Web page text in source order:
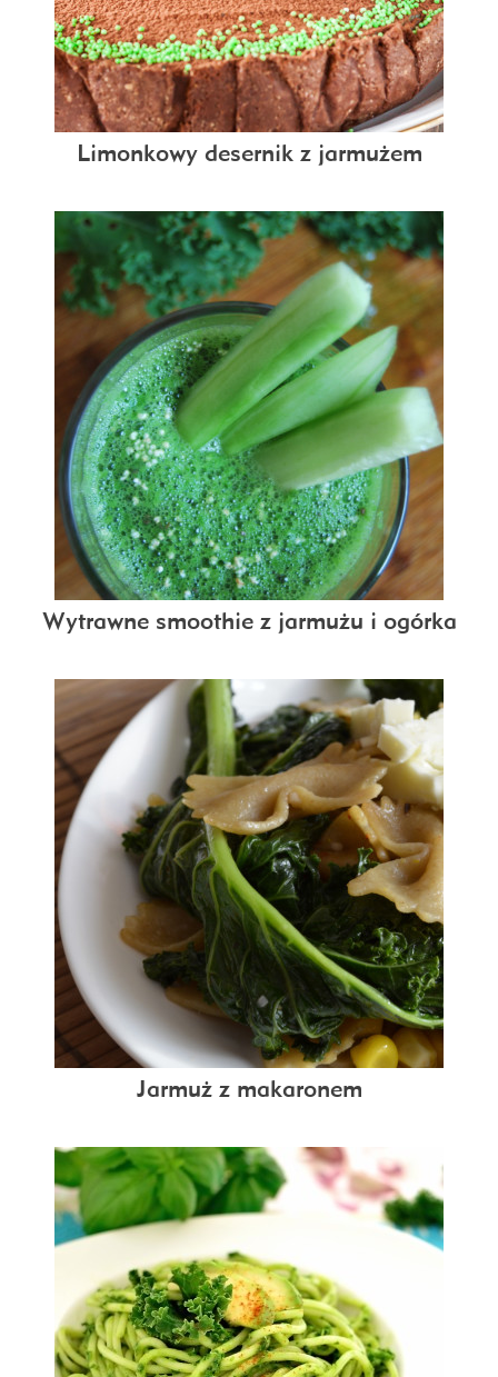
Limonkowy desernik z jarmużem
Wytrawne smoothie z jarmużu i ogórka
Jarmuż z makaronem